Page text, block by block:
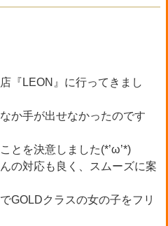
『LEON』に行ってきまし
か手が出せなかったのです
とを決意しました(*’ω’*)
の対応も良く、スムーズに案
GOLDクラスの女の子をフリ